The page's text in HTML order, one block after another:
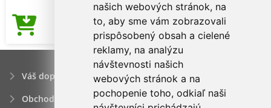
našich webových stránok, na
to, aby sme vám zobrazovali
prispôsobený obsah a cielené
reklamy, na analýzu
návštevnosti našich
webových stránok a na
pochopenie toho, odkiaľ naši
Cena od 3,43€
Váš dopyt
Obchodné podmienky